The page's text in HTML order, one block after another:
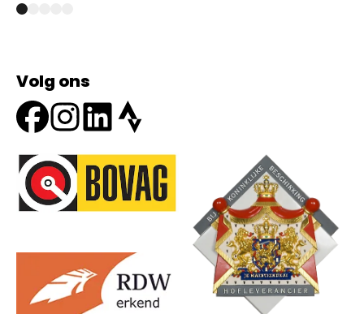
Volg ons
Onze partners